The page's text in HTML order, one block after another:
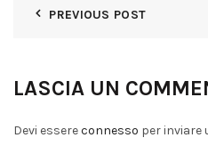
PREVIOUS POST
LASCIA UN
Devi essereconnesso per inviare